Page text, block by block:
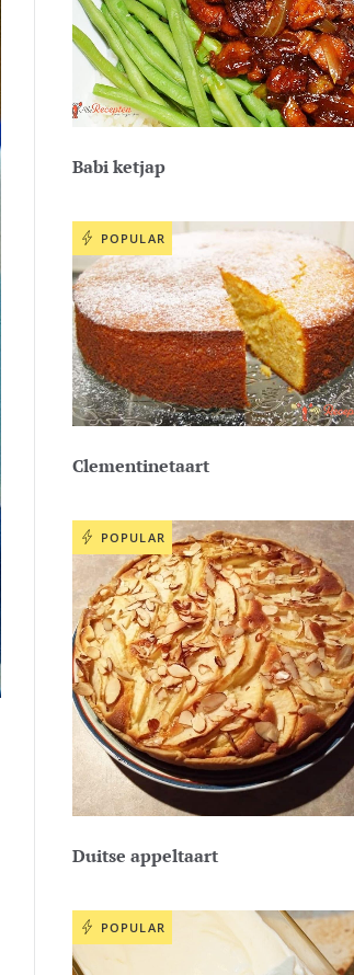
Babi ketjap
POPULAR
Clementinetaart
POPULAR
Duitse appeltaart
POPULAR